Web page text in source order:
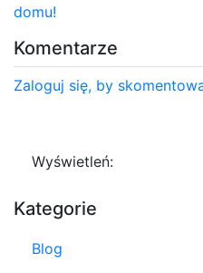
domu!
Komentarze
Zaloguj się, by
Wyświetleń:
Kategorie
Blog